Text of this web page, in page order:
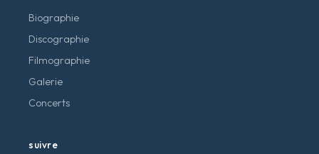
Biographie
Discographie
Filmographie
Galerie
Concerts
suivre